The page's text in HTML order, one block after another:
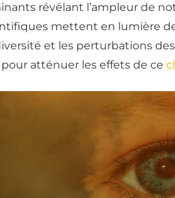
révélant l’ampleur de
mettent en lumière
et les perturbations
pour atténuer les effets de ce